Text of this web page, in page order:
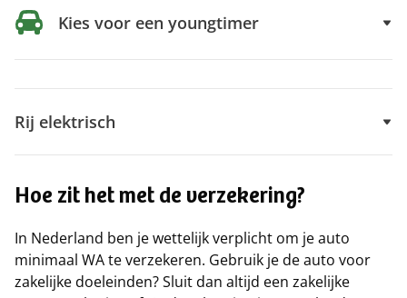
Kies voor een youngtimer
Rij elektrisch
Hoe zit het met de verzekering?
In Nederland ben je wettelijk verplicht om je auto
minimaal WA te verzekeren. Gebruik je de auto voor
zakelijke doeleinden? Sluit dan altijd een zakelijke